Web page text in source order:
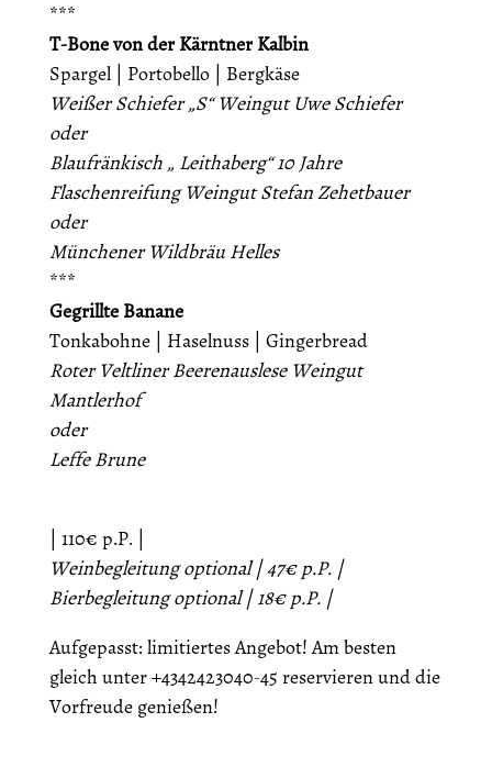
***
T-Bone von der Kärntner Kalbin
Spargel | Portobello | Bergkäse
Weißer Schiefer „S“ Weingut Uwe Schiefer
oder
Blaufränkisch „ Leithaberg“ 10 Jahre
Flaschenreifung Weingut Stefan Zehetbauer
oder
Münchener Wildbräu Helles
***
Gegrillte Banane
Tonkabohne | Haselnuss | Gingerbread
Roter Veltliner Beerenauslese Weingut
Mantlerhof
oder
Leffe Brune
| 110€ p.P. |
Weinbegleitung optional | 47€ p.P. |
Bierbegleitung optional | 18€ p.P. |
Aufgepasst: limitiertes Angebot! Am besten
gleich unter +4342423040-45 reservieren und die
Vorfreude genießen!